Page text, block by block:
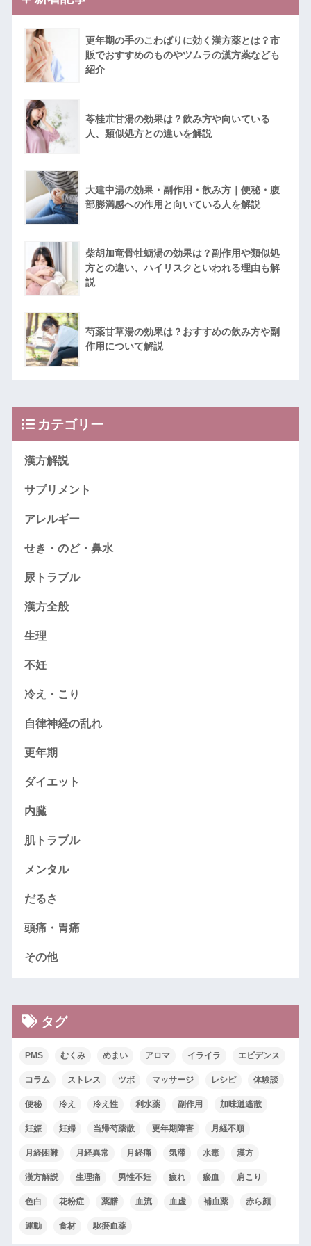
更年期の手のこわばりに効く漢方薬とは？市
販でおすすめのものやツムラの漢方薬なども
紹介
苓桂朮甘湯の効果は？飲み方や向いている
人、類似処方との違いを解説
大建中湯の効果・副作用・飲み方｜便秘・腹
部膨満感への作用と向いている人を解説
柴胡加竜骨牡蛎湯の効果は？副作用や類似処
方との違い、ハイリスクといわれる理由も解
説
芍薬甘草湯の効果は？おすすめの飲み方や副
作用について解説
カテゴリー
漢方解説
サプリメント
アレルギー
せき・のど・鼻水
尿トラブル
漢方全般
生理
不妊
冷え・こり
自律神経の乱れ
更年期
ダイエット
内臓
肌トラブル
メンタル
だるさ
頭痛・胃痛
その他
タグ
PMS むくみ めまい アロマ イライラ エビデンス
コラム ストレス ツボ マッサージ レシピ 体験談
便秘 冷え 冷え性 利水薬 副作用 加味逍遙散
妊娠 妊婦 当帰芍薬散 更年期障害 月経不順
月経困難 月経異常 月経痛 気滞 水毒 漢方
漢方解説 生理痛 男性不妊 疲れ 瘀血 肩こり
色白 花粉症 薬膳 血流 血虚 補血薬 赤ら顔
運動 食材 駆瘀血薬